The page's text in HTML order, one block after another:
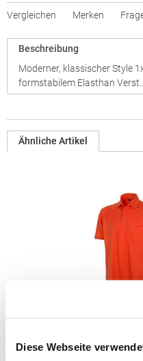
Diese Webseite
Vergleichen Merken
Beschreibung
Moderner, klassischer Style
formstabilem Elasthan Verst…
Ähnliche Artikel